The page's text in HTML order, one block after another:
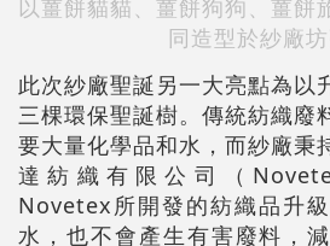
以薑餅貓貓、薑餅狗狗、薑餅
同造型於紗廠
此次紗廠聖誕另一大亮點為以
三棵環保聖誕樹。傳統紡織廢
要大量化學品和水，而紗廠秉
達紡織有限公司（
Novetex所開發的紡織品升
水，也不會產生有害廢料，